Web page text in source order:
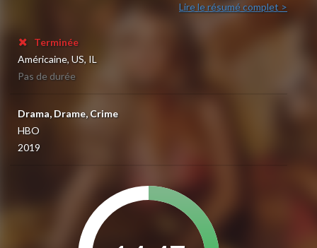
Lire le résumé complet >
Terminée
Américaine, US, IL
Pas de durée
Drama, Drame, Crime
HBO
2019